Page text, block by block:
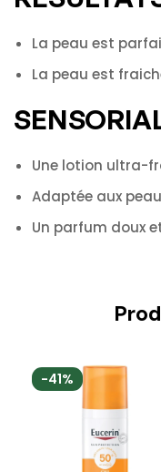
La peau est
La peau est
Une lotion ultra-
Adaptée aux
Un parfum doux
-41%